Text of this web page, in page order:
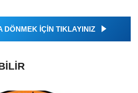
DÖNMEK İÇİN TIKLAYINIZ